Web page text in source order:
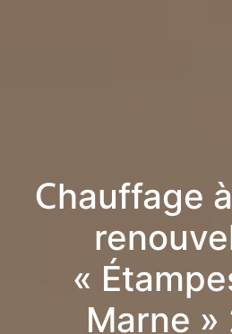
Chauffage
«
Marne